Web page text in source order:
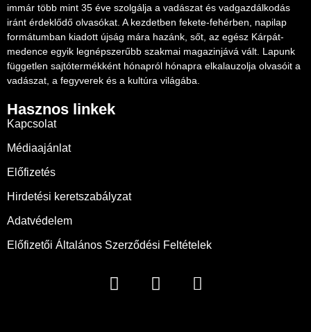
immár több mint 35 éve szolgálja a vadászat és vadgazdálkodás
iránt érdeklődő olvasókat. A kezdetben fekete-fehérben, napilap
formátumban kiadott újság mára hazánk, sőt, az egész Kárpát-
medence egyik legnépszerűbb szakmai magazinjává vált. Lapunk
független sajtótermékként hónapról hónapra elkalauzolja olvasóit a
vadászat, a fegyverek és a kultúra világába.
Hasznos linkek
Kapcsolat
Médiaajánlat
Előfizetés
Hirdetési keretszabályzat
Adatvédelem
Előfizetői Általános Szerződési Feltételek